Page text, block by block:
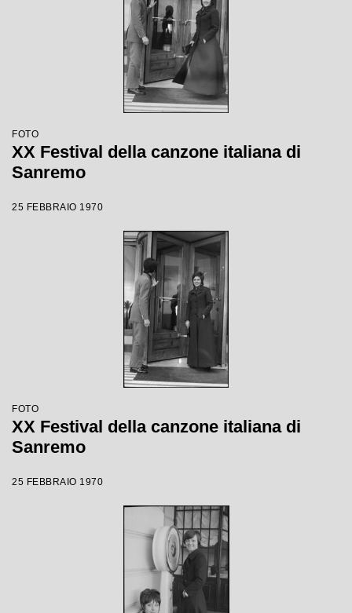
FOTO
XX Festival della canzone italiana di
Sanremo
25 FEBBRAIO 1970
FOTO
XX Festival della canzone italiana di
Sanremo
25 FEBBRAIO 1970